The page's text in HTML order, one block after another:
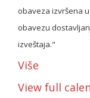
ћирилица
obaveza izvršena
obavezu
izveštaja."
Više
View full